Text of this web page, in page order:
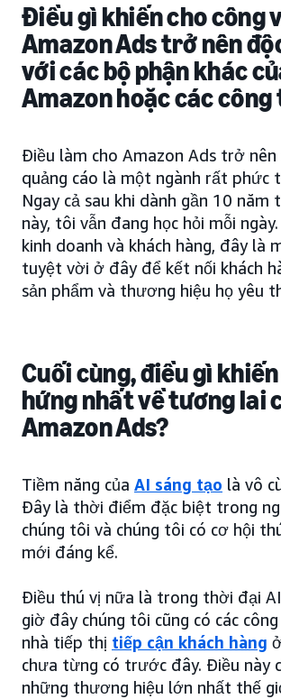
Điều gì khiến cho công
Amazon Adstrở nên
với các bộ phận khác
Amazon hoặc các
Điều làm cho Amazon Ads trở
quảng cáo là một ngành rất phức
Ngay cả sau khi dành gần 10 năm
này, tôi vẫn đang học hỏi mỗi
kinh doanh và khách hàng, đây là
tuyệt vời ở đây để kết nối khách
sản phẩm và thương hiệu họ yêu
Cuối cùng,điều gì
hứng nhất về tương lai
Amazon Ads?
Tiềm năng của AI sáng tạo là vô
Đây là thời điểm đặc biệt trong
chúng tôi và chúng tôi có cơ hội
mới đáng kể.
Điều thú vị nữa là trong thời đại
giờ đây chúng tôi cũng có các
nhà tiếp thị tiếp cận khách hàng
chưa từng có trước đây. Điều này
những thương hiệu lớn nhất thế